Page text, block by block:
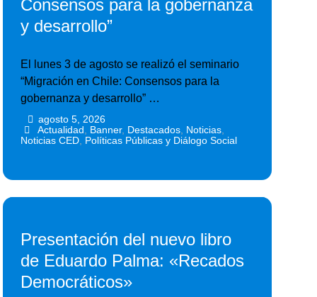
Consensos para la gobernanza
y desarrollo”
El lunes 3 de agosto se realizó el seminario
“Migración en Chile: Consensos para la
gobernanza y desarrollo” …
agosto 5, 2026
Actualidad Banner, Destacados, Noticias,
Noticias CED Políticas Públicas y Diálogo Social
Presentación del nuevo libro
de Eduardo Palma: «Recados
Democráticos»